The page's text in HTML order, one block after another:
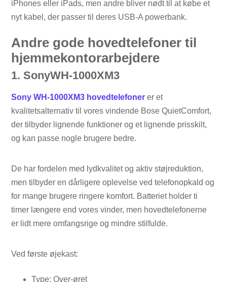
iPhones eller iPads, men andre bliver nødt til at købe et
nyt kabel, der passer til deres USB-A powerbank.
Andre gode hovedtelefoner til
hjemmekontorarbejdere
1. SonyWH-1000XM3
Sony WH-1000XM3 hovedtelefoner er et
kvalitetsalternativ til vores vindende Bose QuietComfort,
der tilbyder lignende funktioner og et lignende prisskilt,
og kan passe nogle brugere bedre.
De har fordelen med lydkvalitet og aktiv støjreduktion,
men tilbyder en dårligere oplevelse ved telefonopkald og
for mange brugere ringere komfort. Batteriet holder ti
timer længere end vores vinder, men hovedtelefonerne
er lidt mere omfangsrige og mindre stilfulde.
Ved første øjekast:
Type: Over-øret